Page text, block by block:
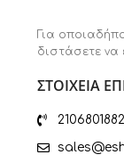
Για
διστάσετε να
ΣΤΟΙΧΕΙΑ
2106801882